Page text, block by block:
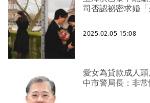
司否認祕密求婚「
2025.02.05 15:08
愛女為貸款成人
中市警局長：非